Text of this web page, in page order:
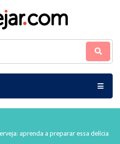
aprenda a preparar essa delícia